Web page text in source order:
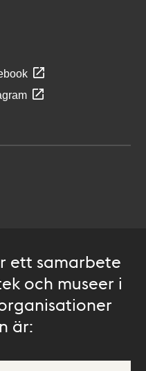
ett samarbete
och museer i
är: